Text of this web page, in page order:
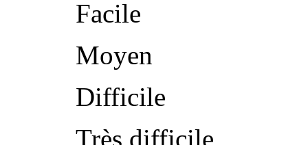
Facile
Moyen
Difficile
Très difficile